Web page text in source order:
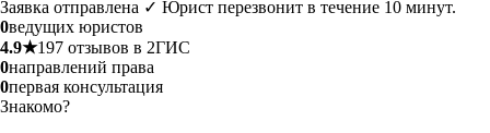
Заявка отправлена ✓ Юрист перезвонит в течение 10 минут.
0ведущих юристов
4.9★197 отзывов в 2ГИС
0направлений права
0первая консультация
Знакомо?